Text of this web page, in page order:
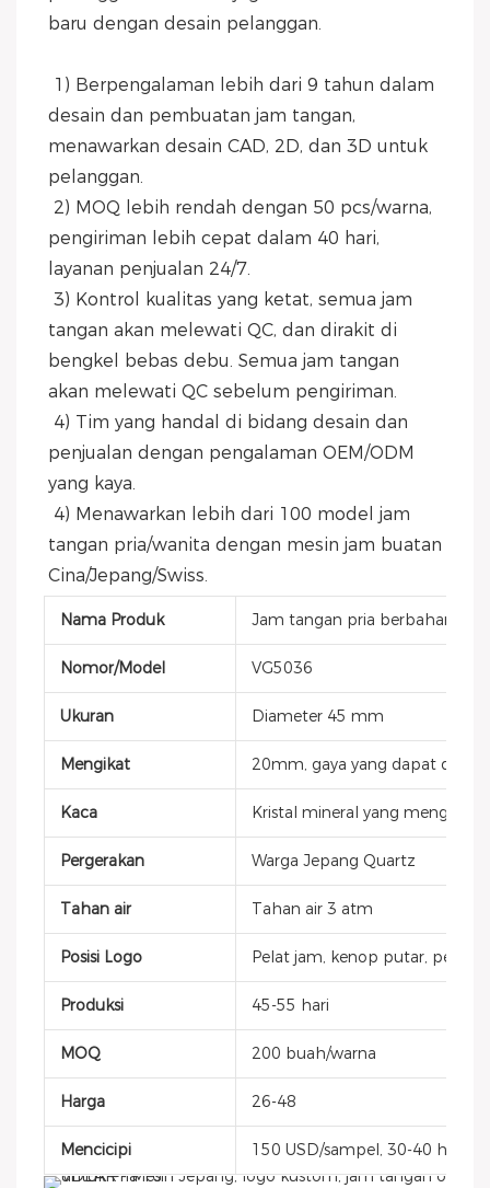
baru dengan desain pelanggan.
desain dan pembuatan jam tangan,
menawarkan desain CAD, 2D, dan 3D untuk
pelanggan.
pengiriman lebih cepat dalam 40 hari,
layanan penjualan 24/7.
tangan akan melewati QC, dan dirakit di
bengkel bebas debu. Semua jam tangan
akan melewati QC sebelum pengiriman.
penjualan dengan pengalaman OEM/ODM
yang kaya.
tangan pria/wanita dengan mesin jam buatan
Cina/Jepang/Swiss.
Nama Produk Jam tangan pria berbahan
Nomor/Model VG5036
Ukuran Diameter 45 mm
Mengikat 20mm, gaya yang dapat
Kaca Kristal mineral yang mengeras
Pergerakan Warga Jepang Quartz
Tahan air Tahan air 3 atm
Posisi Logo Pelat jam, kenop putar,
Produksi 45-55 hari
MOQ 200 buah/warna
Harga 26-48
Mencicipi 150 USD/sampel, 30-40 hari